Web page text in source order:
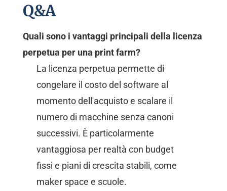
Q&A
Quali sono i vantaggi principali della licenza
perpetua per una print farm?
La licenza perpetua permette di
congelare il costo del software al
momento dell'acquisto e scalare il
numero di macchine senza canoni
successivi. È particolarmente
vantaggiosa per realtà con budget
fissi e piani di crescita stabili, come
maker space e scuole.